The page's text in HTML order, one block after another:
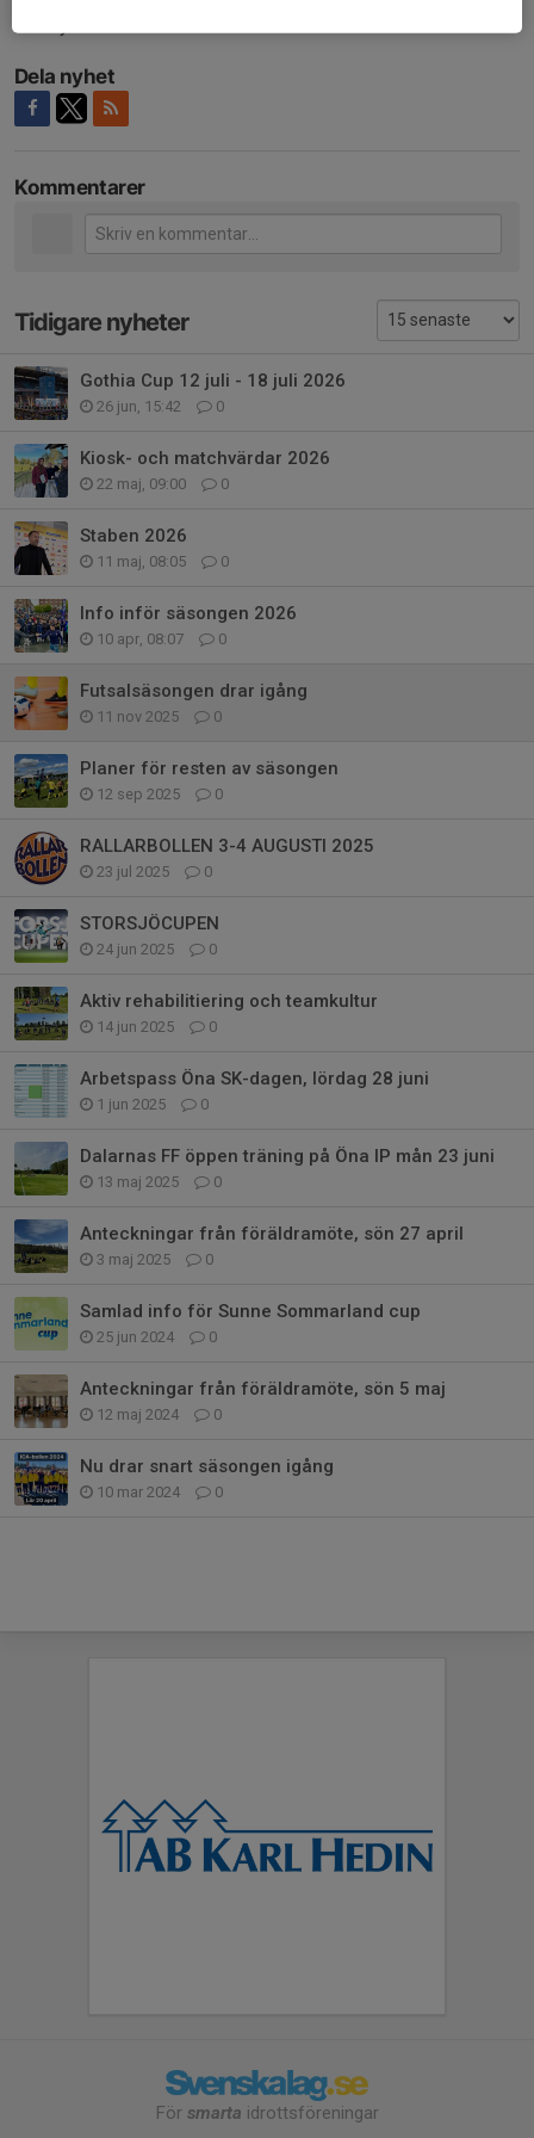
Dela nyhet
Kommentarer
Tidigare nyheter
Gothia Cup 12 juli - 18 juli 2026
26 jun, 15:42 0
Kiosk- och matchvärdar 2026
22 maj, 09:00 0
Staben 2026
11 maj, 08:05 0
Info inför säsongen 2026
10 apr, 08:07 0
Futsalsäsongen drar igång
11 nov 2025 0
Planer för resten av säsongen
12 sep 2025 0
RALLARBOLLEN 3-4 AUGUSTI 2025
23 jul 2025 0
STORSJÖCUPEN
24 jun 2025 0
Aktiv rehabilitiering och teamkultur
14 jun 2025 0
Arbetspass Öna SK-dagen, lördag 28 juni
1 jun 2025 0
Dalarnas FF öppen träning på Öna IP mån 23 juni
13 maj 2025 0
Anteckningar från föräldramöte, sön 27 april
3 maj 2025 0
Samlad info för Sunne Sommarland cup
25 jun 2024 0
Anteckningar från föräldramöte, sön 5 maj
12 maj 2024 0
Nu drar snart säsongen igång
10 mar 2024 0
För smarta idrottsföreningar